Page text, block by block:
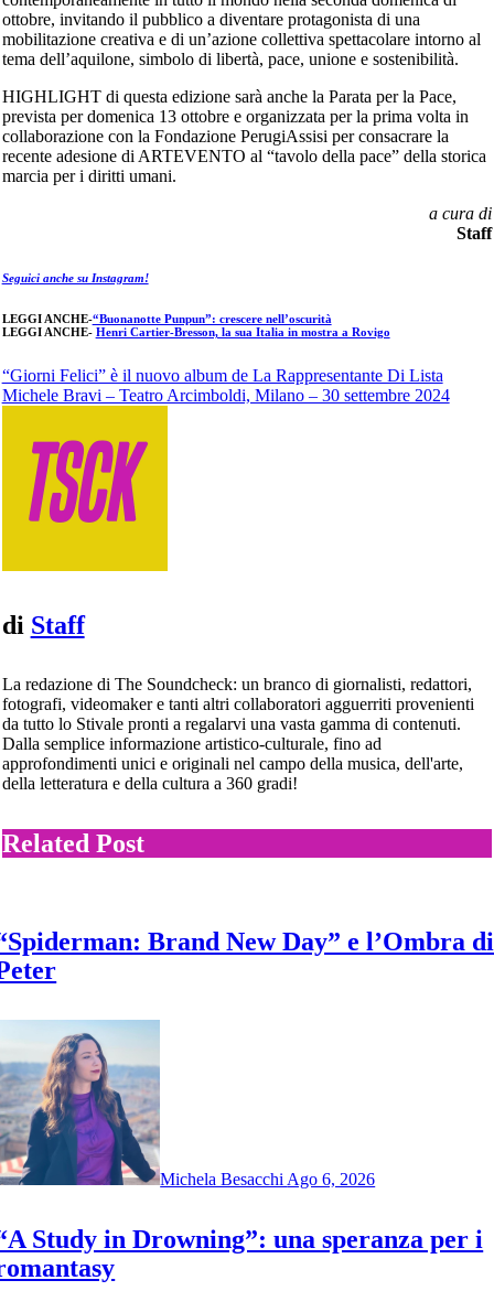
ottobre, invitando il pubblico a diventare protagonista di una
mobilitazione creativa e di un’azione collettiva spettacolare intorno al
tema dell’aquilone, simbolo di libertà, pace, unione e sostenibilità.
HIGHLIGHT di questa edizione sarà anche la Parata per la Pace,
prevista per domenica 13 ottobre e organizzata per la prima volta in
collaborazione con la Fondazione PerugiAssisi per consacrare la
recente adesione di ARTEVENTO al “tavolo della pace” della storica
marcia per i diritti umani.
a cura di
Staff
Seguici anche su Instagram!
LEGGI ANCHE-“Buonanotte Punpun”: crescere nell’oscurità
LEGGI ANCHE- Henri Cartier-Bresson, la sua Italia in mostra a Rovigo
Navigazione
articoli
“Giorni Felici” è il nuovo album de La Rappresentante Di Lista
Michele Bravi – Teatro Arcimboldi, Milano – 30 settembre 2024
di Staff
La redazione di The Soundcheck: un branco di giornalisti, redattori,
fotografi, videomaker e tanti altri collaboratori agguerriti provenienti
da tutto lo Stivale pronti a regalarvi una vasta gamma di contenuti.
Dalla semplice informazione artistico-culturale, fino ad
approfondimenti unici e originali nel campo della musica, dell'arte,
della letteratura e della cultura a 360 gradi!
Related Post
Brand New Day” e l’Ombra di
Michela Besacchi Ago 6, 2026
Study in Drowning”: una speranza per i